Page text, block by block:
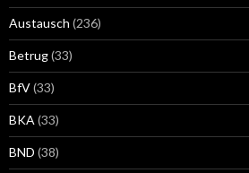
Austausch (236)
Betrug(33)
BfV(33)
BKA (33)
BND (38)